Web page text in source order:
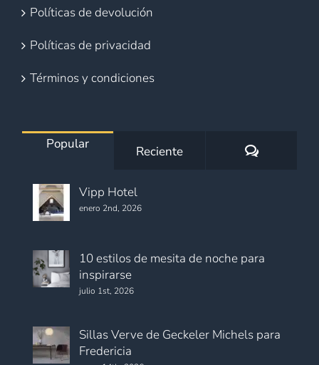
Políticas de devolución
Políticas de privacidad
Términos y condiciones
Popular Reciente
Vipp Hotel
enero 2nd, 2026
10 estilos de mesita de noche para
inspirarse
julio 1st, 2026
Sillas Verve de Geckeler Michels para
Fredericia